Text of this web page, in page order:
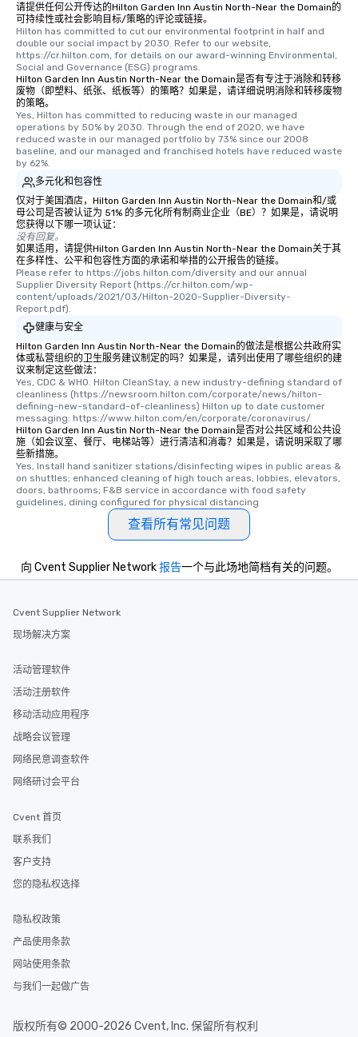
请提供任何公开传达的Hilton Garden Inn Austin North-Near the Domain的
可持续性或社会影响目标/策略的评论或链接。
Hilton has committed to cut our environmental footprint in half and
double our social impact by 2030. Refer to our website,
https://cr.hilton.com, for details on our award-winning Environmental,
Social and Governance (ESG) programs.
Hilton Garden Inn Austin North-Near the Domain是否有专注于消除和转移
废物（即塑料、纸张、纸板等）的策略？如果是，请详细说明消除和转移废物
的策略。
Yes, Hilton has committed to reducing waste in our managed
operations by 50% by 2030. Through the end of 2020, we have
reduced waste in our managed portfolio by 73% since our 2008
baseline, and our managed and franchised hotels have reduced waste
by 62%.
多元化和包容性
仅对于美国酒店，Hilton Garden Inn Austin North-Near the Domain和/或
母公司是否被认证为 51% 的多元化所有制商业企业（BE）？如果是，请说明
您获得以下哪一项认证：
没有回复。
如果适用，请提供Hilton Garden Inn Austin North-Near the Domain关于其
在多样性、公平和包容性方面的承诺和举措的公开报告的链接。
Please refer to https://jobs.hilton.com/diversity and our annual
Supplier Diversity Report (https://cr.hilton.com/wp-
content/uploads/2021/03/Hilton-2020-Supplier-Diversity-
Report.pdf).
健康与安全
Hilton Garden Inn Austin North-Near the Domain的做法是根据公共政府实
体或私营组织的卫生服务建议制定的吗？如果是，请列出使用了哪些组织的建
议来制定这些做法：
Yes, CDC & WHO. Hilton CleanStay, a new industry-defining standard of
cleanliness (https://newsroom.hilton.com/corporate/news/hilton-
defining-new-standard-of-cleanliness) Hilton up to date customer
messaging: https://www.hilton.com/en/corporate/coronavirus/
Hilton Garden Inn Austin North-Near the Domain是否对公共区域和公共设
施（如会议室、餐厅、电梯站等）进行清洁和消毒？如果是，请说明采取了哪
些新措施。
Yes, Install hand sanitizer stations/disinfecting wipes in public areas &
on shuttles; enhanced cleaning of high touch areas, lobbies, elevators,
doors, bathrooms; F&B service in accordance with food safety
guidelines, dining configured for physical distancing
查看所有常见问题
向 Cvent Supplier Network报告一个与此场地简档有关的问题。
Cvent Supplier Network
现场解决方案
活动管理软件
活动注册软件
移动活动应用程序
战略会议管理
网络民意调查软件
网络研讨会平台
Cvent 首页
联系我们
客户支持
您的隐私权选择
隐私权政策
产品使用条款
网站使用条款
与我们一起做广告
版权所有© 2000-2026 Cvent, Inc. 保留所有权利